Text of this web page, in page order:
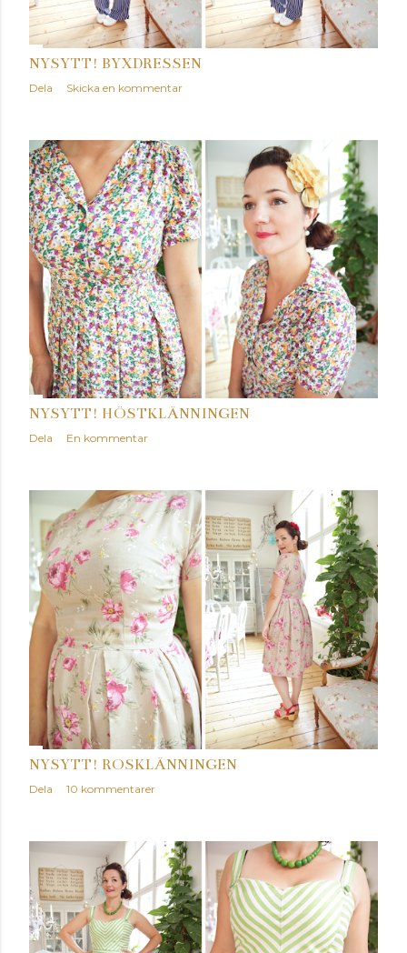
NYSYTT! BYXDRESSEN
Dela Skicka en kommentar
NYSYTT! HÖSTKLÄNNINGEN
Dela En kommentar
NYSYTT! ROSKLÄNNINGEN
Dela 10 kommentarer